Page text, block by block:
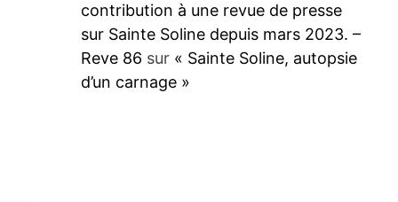
contribution à une revue de presse
sur Sainte Soline depuis mars 2023. –
Reve 86 sur « Sainte Soline, autopsie
d’un carnage »